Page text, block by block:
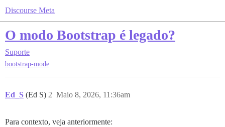
Discourse Meta
O modo Bootstrap é legado?
Suporte
bootstrap-mode
Ed_S (Ed S) Maio 8, 2026, 11:36am
2
Para contexto, veja anteriormente: